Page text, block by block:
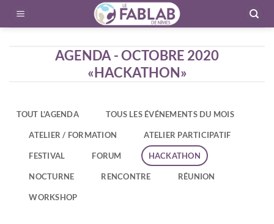
AGENDA - OCTOBRE 2020
«HACKATHON»
TOUT L'AGENDA TOUS LES ÉVÉNEMENTS DU MOIS
ATELIER / FORMATION ATELIER PARTICIPATIF
FESTIVAL FORUM HACKATHON
NOCTURNE RENCONTRE RÉUNION
WORKSHOP